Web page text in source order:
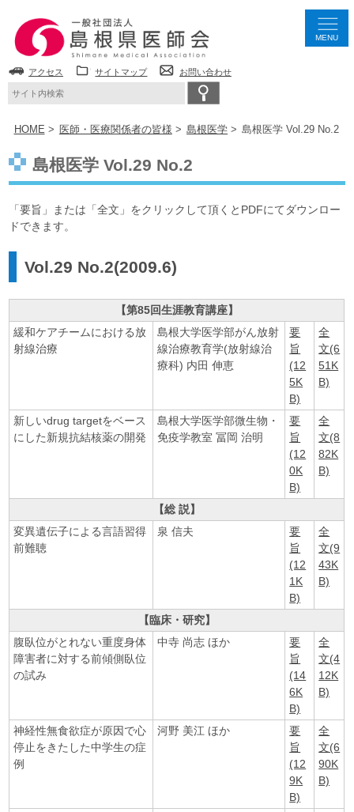
MENU
アクセス サイトマップ お問い合わせ
HOME 医師・医療関係者の皆様 島根医学 島根医学 Vol.29 No.2
島根医学 Vol.29 No.2
「要旨」または「全文」をクリックして頂くとPDFにてダウンロー
ドできます。
Vol.29 No.2(2009.6)
【第85回生涯教育講座】
緩和ケアチームにおける放
射線治療
島根大学医学部がん放射
線治療教育学(放射線治
療科) 内田 伸恵
要
旨
(12
5K
B)
全
文(6
51K
B)
新しいdrug targetをベース
にした新規抗結核薬の開発
島根大学医学部微生物・
免疫学教室 冨岡 治明
要
旨
(12
0K
B)
全
文(8
82K
B)
【総 説】
変異遺伝子による言語習得
前難聴
泉 信夫
要
旨
(12
1K
B)
全
文(9
43K
B)
【臨床・研究】
腹臥位がとれない重度身体
障害者に対する前傾側臥位
の試み
中寺 尚志 ほか
要
旨
(14
6K
B)
全
文(4
12K
B)
神経性無食欲症が原因で心
停止をきたした中学生の症
例
河野 美江 ほか
要
旨
(12
9K
B)
全
文(6
90K
B)